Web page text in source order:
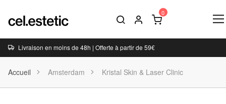
Livraison en moins de 48h | Offerte à partir de 59€
Accueil Amsterdam Kristal Skin & Laser Clinic